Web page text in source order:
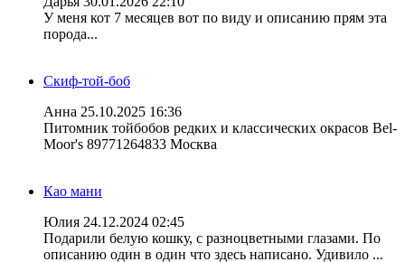
У меня кот 7 месяцев вот по виду и описанию прям эта
порода...
Скиф-той-боб
Анна 25.10.2025 16:36
Питомник тойбобов редких и классических окрасов Bel-
Moor's 89771264833 Москва
Као мани
Юлия 24.12.2024 02:45
Подарили белую кошку, с разноцветными глазами. По
описанию один в один что здесь написано. Удивило ...